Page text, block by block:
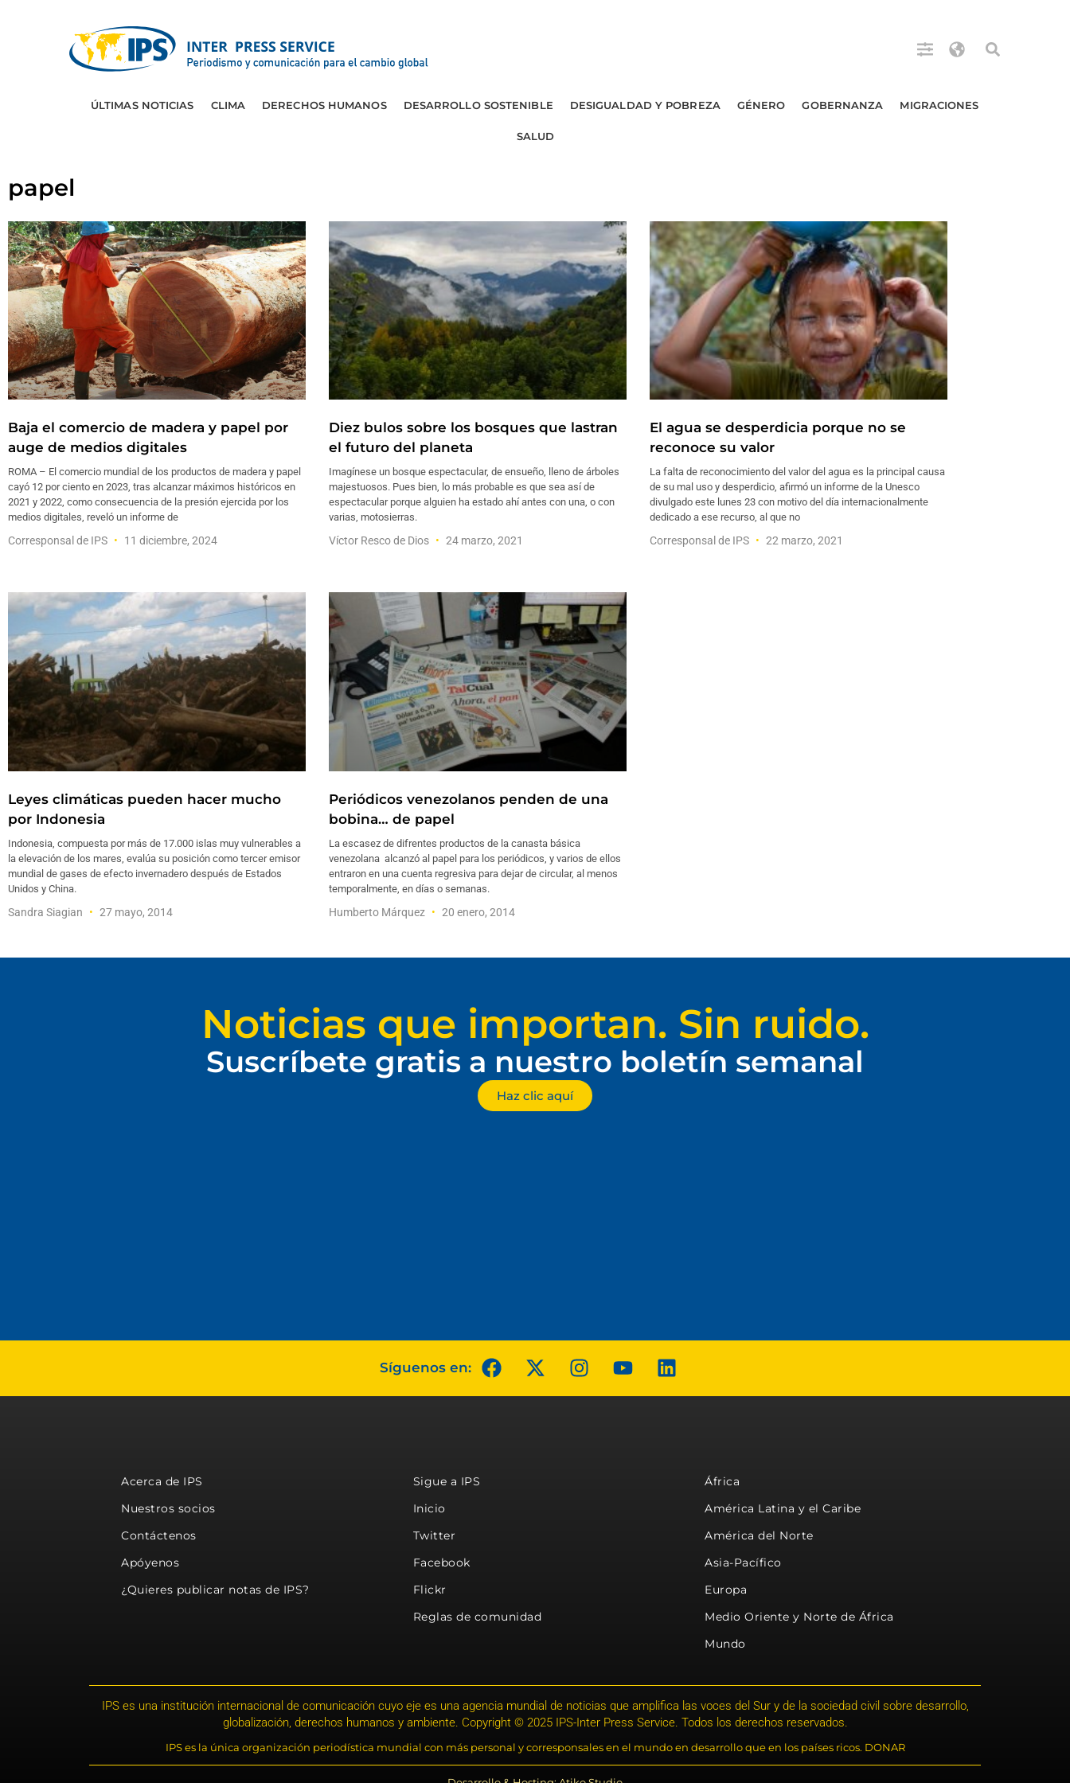
ÚLTIMAS NOTICIAS CLIMA DERECHOS HUMANOS DESARROLLO SOSTENIBLE DESIGUALDAD Y POBREZA GÉNERO GOBERNANZA MIGRACIONES
SALUD
papel
Baja el comercio de madera y papel por
auge de medios digitales
ROMA – El comercio mundial de los productos de madera y papel
cayó 12 por ciento en 2023, tras alcanzar máximos históricos en
2021 y 2022, como consecuencia de la presión ejercida por los
medios digitales, reveló un informe de
Corresponsal de IPS 11 diciembre, 2024
Diez bulos sobre los bosques que lastran
el futuro del planeta
Imagínese un bosque espectacular, de ensueño, lleno de árboles
majestuosos. Pues bien, lo más probable es que sea así de
espectacular porque alguien ha estado ahí antes con una, o con
varias, motosierras.
Víctor Resco de Dios 24 marzo, 2021
El agua se desperdicia porque no se
reconoce su valor
La falta de reconocimiento del valor del agua es la principal causa
de su mal uso y desperdicio, afirmó un informe de la Unesco
divulgado este lunes 23 con motivo del día internacionalmente
dedicado a ese recurso, al que no
Corresponsal de IPS 22 marzo, 2021
Leyes climáticas pueden hacer mucho
por Indonesia
Indonesia, compuesta por más de 17.000 islas muy vulnerables a
la elevación de los mares, evalúa su posición como tercer emisor
mundial de gases de efecto invernadero después de Estados
Unidos y China.
Sandra Siagian 27 mayo, 2014
Periódicos venezolanos penden de una
bobina… de papel
La escasez de difrentes productos de la canasta básica
venezolana alcanzó al papel para los periódicos, y varios de ellos
entraron en una cuenta regresiva para dejar de circular, al menos
temporalmente, en días o semanas.
Humberto Márquez 20 enero, 2014
Noticias que importan. Sin ruido.
Suscríbete gratis a nuestro boletín semanal
Haz clic aquí
Síguenos en:
Acerca de IPS
Nuestros socios
Contáctenos
Apóyenos
¿Quieres publicar notas de IPS?
Sigue a IPS
Inicio
Twitter
Facebook
Flickr
Reglas de comunidad
África
América Latina y el Caribe
América del Norte
Asia-Pacífico
Europa
Medio Oriente y Norte de África
Mundo
IPS es una institución internacional de comunicación cuyo eje es una agencia mundial de noticias que amplifica las voces del Sur y de la sociedad civil sobre desarrollo,
globalización, derechos humanos y ambiente. Copyright © 2025 IPS-Inter Press Service. Todos los derechos reservados.
IPS es la única organización periodística mundial con más personal y corresponsales en el mundo en desarrollo que en los países ricos. DONAR